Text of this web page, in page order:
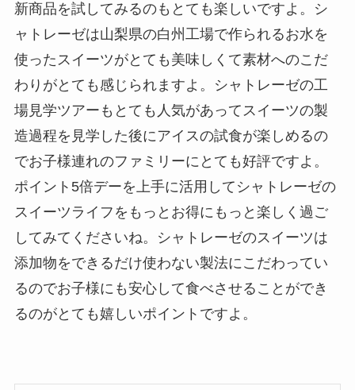
新商品を試してみるのもとても楽しいですよ。シ
ャトレーゼは山梨県の白州工場で作られるお水を
使ったスイーツがとても美味しくて素材へのこだ
わりがとても感じられますよ。シャトレーゼの工
場見学ツアーもとても人気があってスイーツの製
造過程を見学した後にアイスの試食が楽しめるの
でお子様連れのファミリーにとても好評ですよ。
ポイント5倍デーを上手に活用してシャトレーゼの
スイーツライフをもっとお得にもっと楽しく過ご
してみてくださいね。シャトレーゼのスイーツは
添加物をできるだけ使わない製法にこだわってい
るのでお子様にも安心して食べさせることができ
るのがとても嬉しいポイントですよ。